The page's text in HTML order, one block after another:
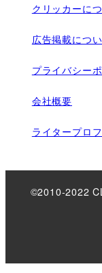
クリッカーに
広告掲載につ
プライバシー
会社概要
ライタープロ
©2010-2022